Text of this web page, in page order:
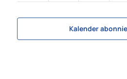
Kalender